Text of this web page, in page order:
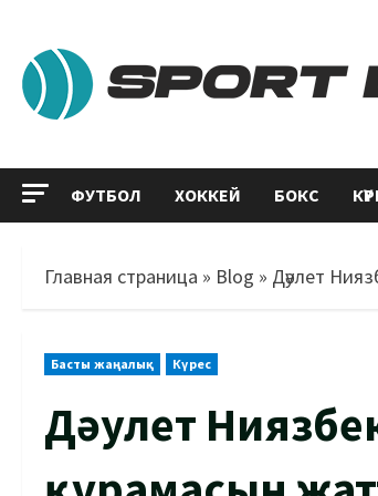
ФУТБОЛ ХОККЕЙ БОКС
Главная страница » Blog » Дәулет
Басты жаңалық Күрес
Дәулет